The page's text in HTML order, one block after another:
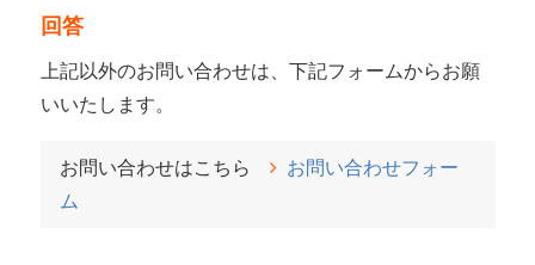
回答
上記以外のお問い合わせは、下記フォームからお願
いいたします。
お問い合わせはこちら
お問い合わせフォー
ム